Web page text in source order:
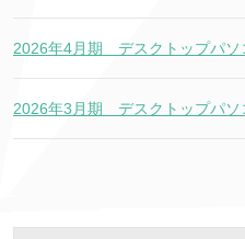
2026年4月期 デスクトップパソ
2026年3月期 デスクトップパソ